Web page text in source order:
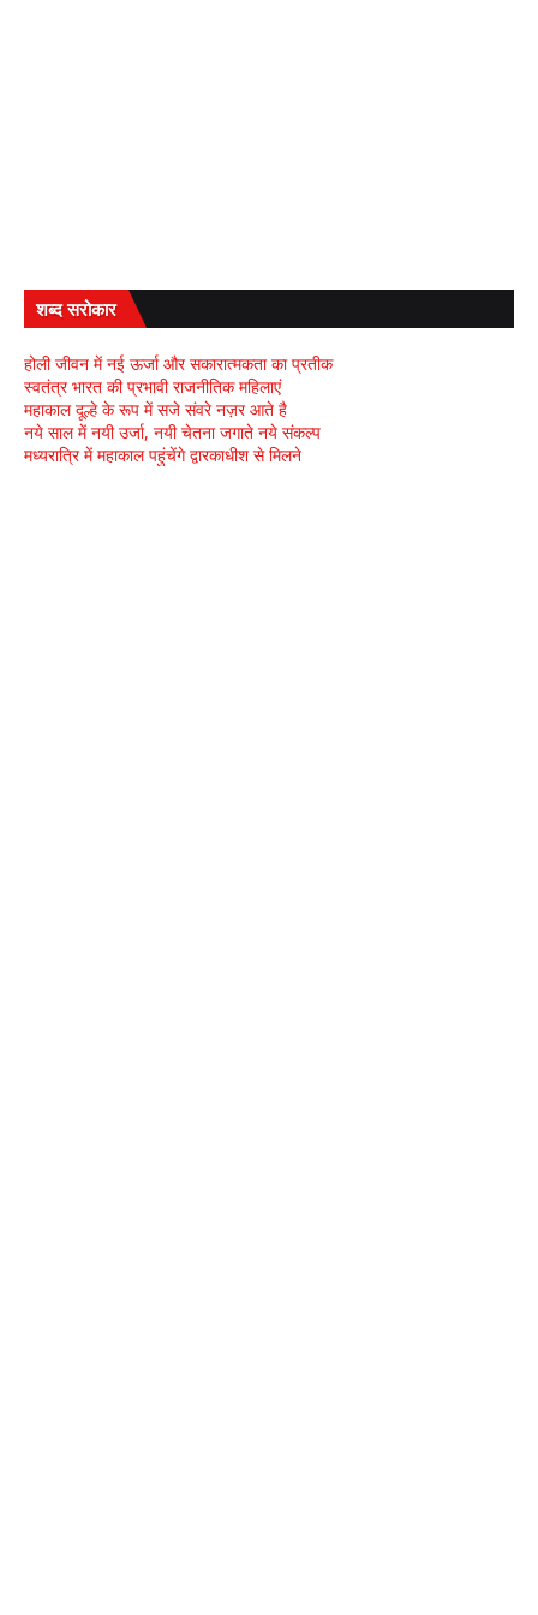
शब्द सरोकार
होली जीवन में नई ऊर्जा और सकारात्मकता का प्रतीक
स्वतंत्र भारत की प्रभावी राजनीतिक महिलाएं
महाकाल दूल्हे के रूप में सजे संवरे नज़र आते है
नये साल में नयी उर्जा, नयी चेतना जगाते नये संकल्प
मध्यरात्रि में महाकाल पहुंचेंगे द्वारकाधीश से मिलने